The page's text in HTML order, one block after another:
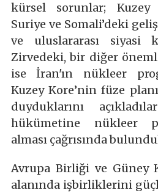
kürsel sorunlar; Kuzey
Suriye ve Somali’deki
ve uluslararası siyasi
Zirvedeki, bir diğer
ise İran'ın nükleer
Kuzey Kore’nin füze
duyduklarını
hükümetine nükleer
alması çağrısında
Avrupa Birliği ve Güney
alanında işbirliklerini